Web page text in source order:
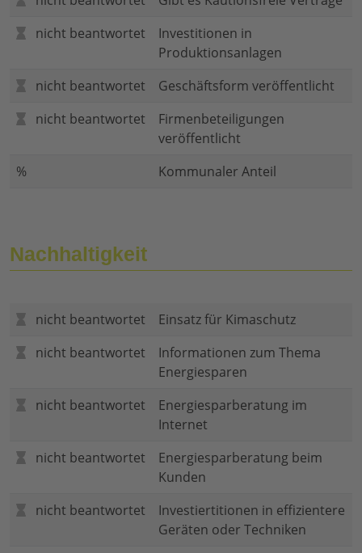
nicht beantwortet
Investitionen in
Produktionsanlagen
nicht beantwortet
Geschäftsform veröffentlicht
nicht beantwortet
Firmenbeteiligungen
veröffentlicht
%
Kommunaler Anteil
Nachhaltigkeit
nicht beantwortet
Einsatz für Kimaschutz
nicht beantwortet
Informationen zum Thema
Energiesparen
nicht beantwortet
Energiesparberatung im
Internet
nicht beantwortet
Energiesparberatung beim
Kunden
nicht beantwortet
Investiertitionen in effizientere
Geräten oder Techniken